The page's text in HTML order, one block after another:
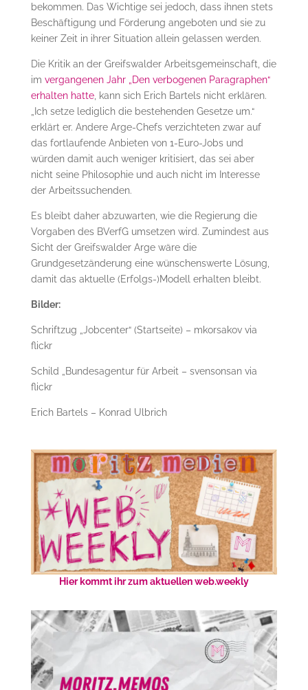
bekommen. Das Wichtige sei jedoch, dass ihnen stets
Beschäftigung und Förderung angeboten und sie zu
keiner Zeit in ihrer Situation allein gelassen werden.
Die Kritik an der Greifswalder Arbeitsgemeinschaft, die
im vergangenen Jahr „Den verbogenen Paragraphen“
erhalten hatte, kann sich Erich Bartels nicht erklären.
„Ich setze lediglich die bestehenden Gesetze um.“
erklärt er. Andere Arge-Chefs verzichteten zwar auf
das fortlaufende Anbieten von 1-Euro-Jobs und
würden damit auch weniger kritisiert, das sei aber
nicht seine Philosophie und auch nicht im Interesse
der Arbeitssuchenden.
Es bleibt daher abzuwarten, wie die Regierung die
Vorgaben des BVerfG umsetzen wird. Zumindest aus
Sicht der Greifswalder Arge wäre die
Grundgesetzänderung eine wünschenswerte Lösung,
damit das aktuelle (Erfolgs-)Modell erhalten bleibt.
Bilder:
Schriftzug „Jobcenter“ (Startseite) – mkorsakov via
flickr
Schild „Bundesagentur für Arbeit – svensonsan via
flickr
Erich Bartels – Konrad Ulbrich
Hier kommt ihr zum aktuellen web.weekly